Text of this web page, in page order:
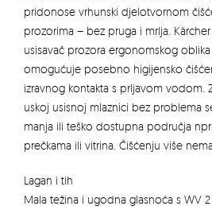
pridonose vrhunski djelotvornom
prozorima – bez pruga i mrlja.
usisavač prozora ergonomskog
omogućuje posebno higijensko
izravnog kontakta s prljavom vodom.
uskoj usisnoj mlaznici bez problema
manja ili teško dostupna područja
prečkama ili vitrina. Čišćenju više
Lagan i tih
Mala težina i ugodna glasnoća s WV